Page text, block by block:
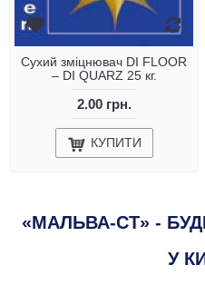
Сухий зміцнювач DI FLOOR
– DI QUARZ 25 кг.
2.00 грн.
КУПИТИ
«МАЛЬВА-СТ» -
У